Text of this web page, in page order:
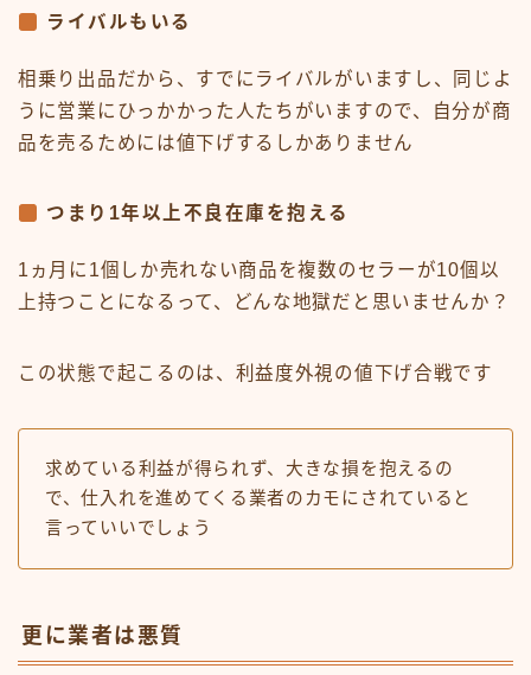
ライバルもいる
相乗り出品だから、すでにライバルがいますし、同じよ
うに営業にひっかかった人たちがいますので、自分が商
品を売るためには値下げするしかありません
つまり1年以上不良在庫を抱える
1ヵ月に1個しか売れない商品を複数のセラーが10個以
上持つことになるって、どんな地獄だと思いませんか？
この状態で起こるのは、利益度外視の値下げ合戦です
求めている利益が得られず、大きな損を抱えるの
で、仕入れを進めてくる業者のカモにされていると
言っていいでしょう
更に業者は悪質